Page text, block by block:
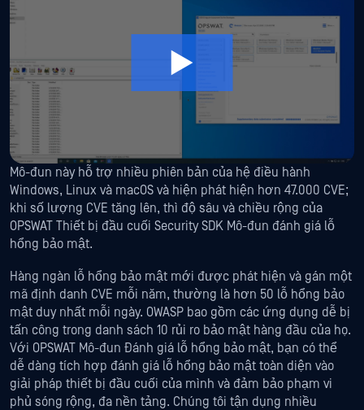
Mô-đun này hỗ trợ nhiều phiên bản của hệ điều hành
Windows, Linux và macOS và hiện phát hiện hơn 47.000 CVE;
khi số lượng CVE tăng lên, thì độ sâu và chiều rộng của
OPSWAT Thiết bị đầu cuối Security SDK Mô-đun đánh giá lỗ
hổng bảo mật.
Hàng ngàn lỗ hổng bảo mật mới được phát hiện và gán một
mã định danh CVE mỗi năm, thường là hơn 50 lỗ hổng bảo
mật duy nhất mỗi ngày. OWASP bao gồm các ứng dụng dễ bị
tấn công trong danh sách 10 rủi ro bảo mật hàng đầu của họ.
Với OPSWAT Mô-đun Đánh giá lỗ hổng bảo mật, bạn có thể
dễ dàng tích hợp đánh giá lỗ hổng bảo mật toàn diện vào
giải pháp thiết bị đầu cuối của mình và đảm bảo phạm vi
phủ sóng rộng, đa nền tảng. Chúng tôi tận dụng nhiều